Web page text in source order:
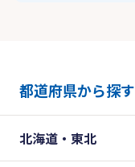
都道府県から探す
北海道・東北